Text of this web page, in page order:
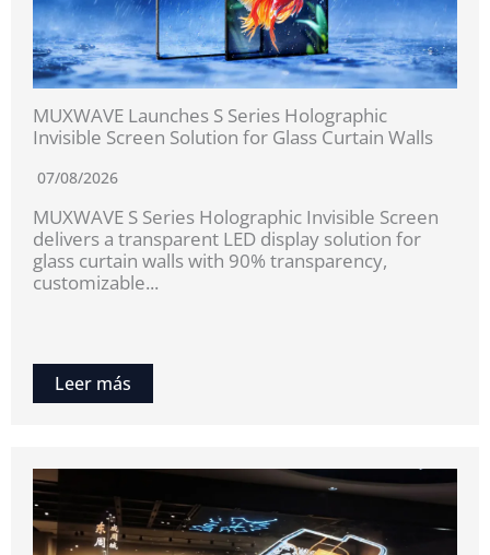
MUXWAVE Launches S Series Holographic
Invisible Screen Solution for Glass Curtain Walls
07/08/2026
MUXWAVE S Series Holographic Invisible Screen
delivers a transparent LED display solution for
glass curtain walls with 90% transparency,
customizable...
Leer más